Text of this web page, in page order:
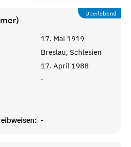
Überlebend
17. Mai 1919
Breslau, Schlesien
17. April 1988
-
-
-